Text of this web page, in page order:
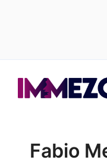
Fabio